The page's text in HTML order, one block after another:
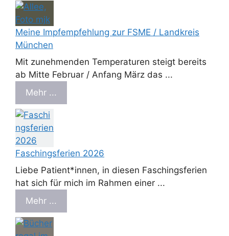
Meine Impfempfehlung zur FSME / Landkreis
München
Mit zunehmenden Temperaturen steigt bereits
ab Mitte Februar / Anfang März das ...
Mehr ...
Faschingsferien 2026
Liebe Patient*innen, in diesen Faschingsferien
hat sich für mich im Rahmen einer ...
Mehr ...